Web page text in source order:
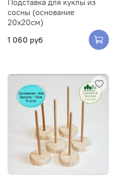
сосны (основание
20х20см)
1 060 руб